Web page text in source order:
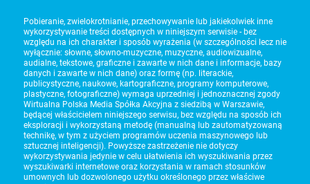
Pobieranie, zwielokrotnianie, przechowywanie lub jakiekolwiek inne
wykorzystywanie treści dostępnych w niniejszym serwisie - bez
względu na ich charakter i sposób wyrażenia (w szczególności lecz nie
wyłącznie: słowne, słowno-muzyczne, muzyczne, audiowizualne,
audialne, tekstowe, graficzne i zawarte w nich dane i informacje, bazy
danych i zawarte w nich dane) oraz formę (np. literackie,
publicystyczne, naukowe, kartograficzne, programy komputerowe,
plastyczne, fotograficzne) wymaga uprzedniej i jednoznacznej zgody
Wirtualna Polska Media Spółka Akcyjna z siedzibą w Warszawie,
będącej właścicielem niniejszego serwisu, bez względu na sposób ich
eksploracji i wykorzystaną metodę (manualną lub zautomatyzowaną
technikę, w tym z użyciem programów uczenia maszynowego lub
sztucznej inteligencji). Powyższe zastrzeżenie nie dotyczy
wykorzystywania jedynie w celu ułatwienia ich wyszukiwania przez
wyszukiwarki internetowe oraz korzystania w ramach stosunków
umownych lub dozwolonego użytku określonego przez właściwe